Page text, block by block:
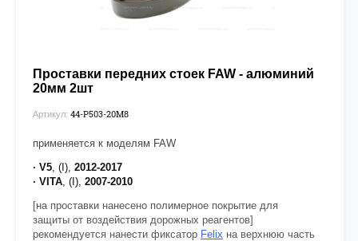
Проставки передних стоек FAW - алюминий
20мм 2шт
Артикул: 44-P503-20М8
применяется к моделям FAW
· V5 , (I), 2012-2017
· VITA , (I), 2007-2010
[на проставки нанесено полимерное покрытие для
защиты от воздействия дорожных реагентов]
рекомендуется нанести фиксатор Felix на верхнюю часть